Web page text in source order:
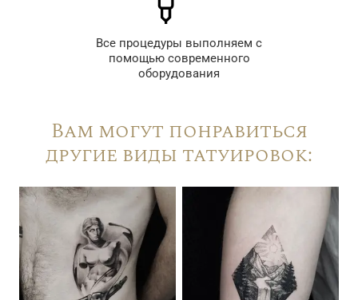
Все процедуры выполняем с
помощью современного
оборудования
Вам могут понравиться
другие виды татуировок: